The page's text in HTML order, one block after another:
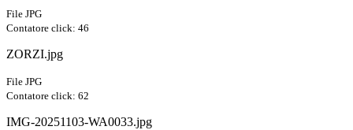
File JPG
Contatore click: 46
ZORZI.jpg
File JPG
Contatore click: 62
IMG-20251103-WA0033.jpg